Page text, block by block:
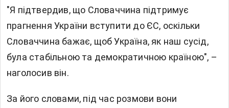
"Я підтвердив, що Словаччина підтримує
прагнення України вступити до ЄС, оскільки
Словаччина бажає, щоб Україна, як наш сусід,
була стабільною та демократичною країною", –
наголосив він.
За його словами, під час розмови вони